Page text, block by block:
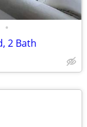
•
2 Bath